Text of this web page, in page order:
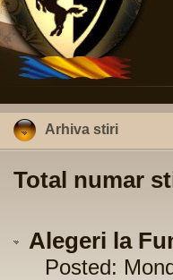
Arhiva stiri
Total numar
Alegeri la
Posted: